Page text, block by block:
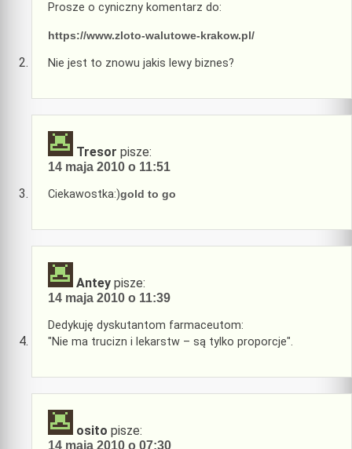
Prosze o cyniczny komentarz do:
https://www.zloto-walutowe-krakow.pl/
Nie jest to znowu jakis lewy biznes?
Tresor pisze:
14 maja 2010 o 11:51
Ciekawostka:)gold to go
Antey pisze:
14 maja 2010 o 11:39
Dedykuję dyskutantom farmaceutom:
"Nie ma trucizn i lekarstw – są tylko proporcje".
osito pisze:
14 maja 2010 o 07:30